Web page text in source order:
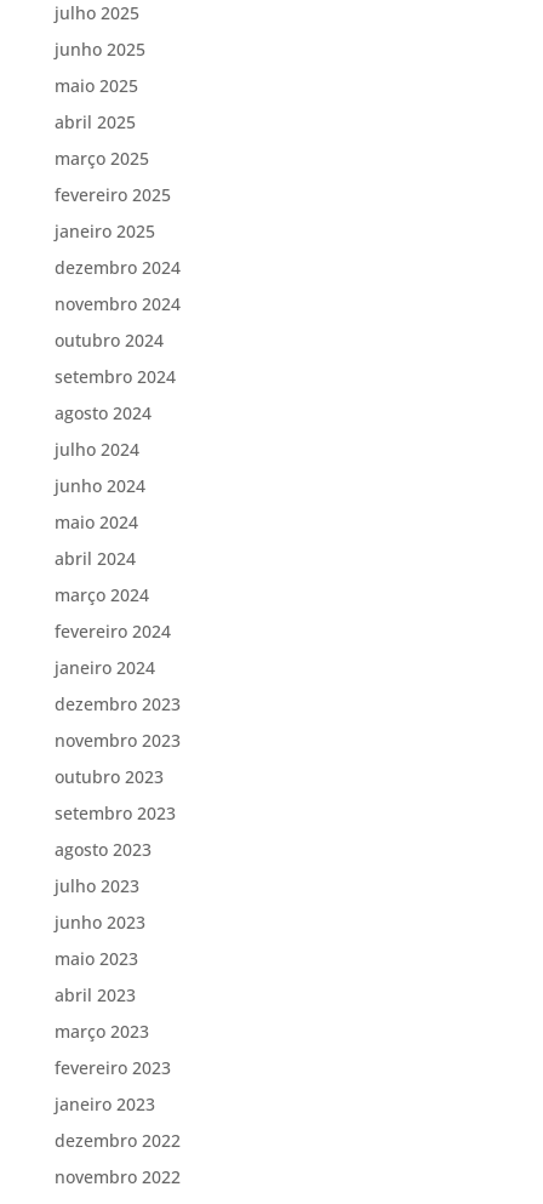
julho 2025
junho 2025
maio 2025
abril 2025
março 2025
fevereiro 2025
janeiro 2025
dezembro 2024
novembro 2024
outubro 2024
setembro 2024
agosto 2024
julho 2024
junho 2024
maio 2024
abril 2024
março 2024
fevereiro 2024
janeiro 2024
dezembro 2023
novembro 2023
outubro 2023
setembro 2023
agosto 2023
julho 2023
junho 2023
maio 2023
abril 2023
março 2023
fevereiro 2023
janeiro 2023
dezembro 2022
novembro 2022